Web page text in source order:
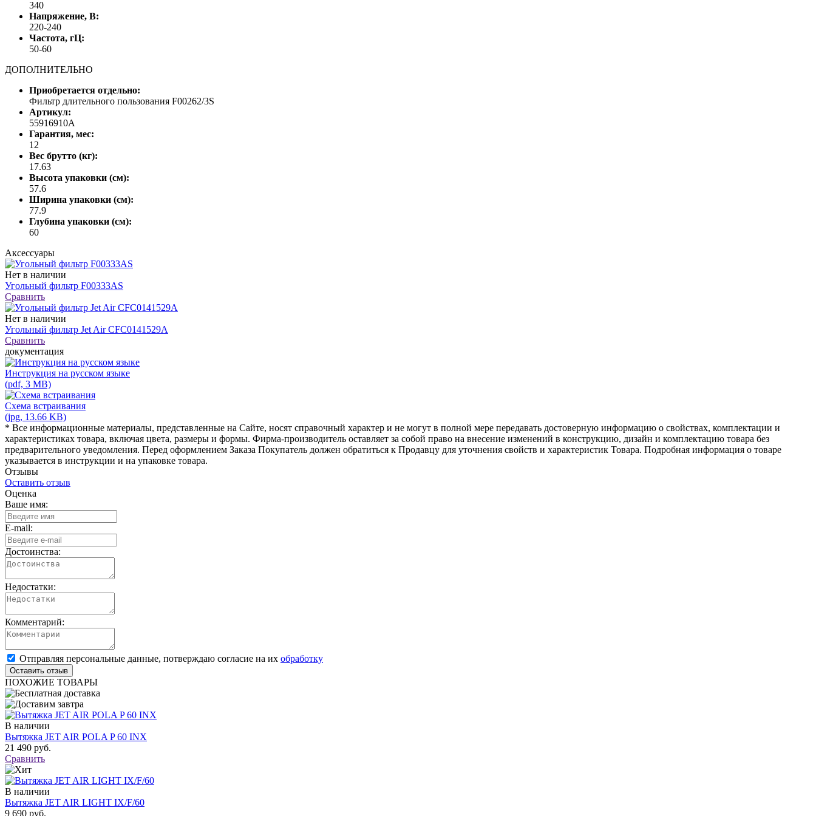
340
Напряжение, В:
220-240
Частота, гЦ:
50-60
ДОПОЛНИТЕЛЬНО
Приобретается отдельно:
Фильтр длительного пользования F00262/3S
Артикул:
55916910A
Гарантия, мес:
12
Вес брутто (кг):
17.63
Высота упаковки (см):
57.6
Ширина упаковки (см):
77.9
Глубина упаковки (см):
60
Аксессуары
Нет в наличии
Угольный фильтр F00333AS
Сравнить
Нет в наличии
Угольный фильтр Jet Air CFC0141529A
Сравнить
документация
Инструкция на русском языке
(pdf, 3 MB)
Схема встраивания
(jpg, 13.66 KB)
* Все информационные материалы, представленные на Сайте, носят справочный характер и не могут в полной мере передавать достоверную информацию о свойствах, комплектации и
характеристиках товара, включая цвета, размеры и формы. Фирма-производитель оставляет за собой право на внесение изменений в конструкцию, дизайн и комплектацию товара без
предварительного уведомления. Перед оформлением Заказа Покупатель должен обратиться к Продавцу для уточнения свойств и характеристик Товара. Подробная информация о товаре
указывается в инструкции и на упаковке товара.
Отзывы
Оставить отзыв
Оценка
Ваше имя:
E-mail:
Достоинства:
Недостатки:
Комментарий:
Отправляя персональные данные, потверждаю согласие на их обработку
ПОХОЖИЕ ТОВАРЫ
В наличии
Вытяжка JET AIR POLA P 60 INX
21 490 руб.
Сравнить
В наличии
Вытяжка JET AIR LIGHT IX/F/60
9 690 руб.